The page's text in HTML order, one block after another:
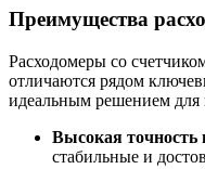
Преимущества
Расходомеры со
отличаются рядом
идеальным решением для
Высокая точность
стабильные и